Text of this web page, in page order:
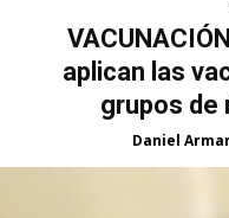
aplican las
grupos de
Daniel